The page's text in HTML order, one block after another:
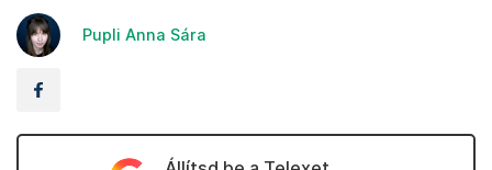
Pupli Anna Sára